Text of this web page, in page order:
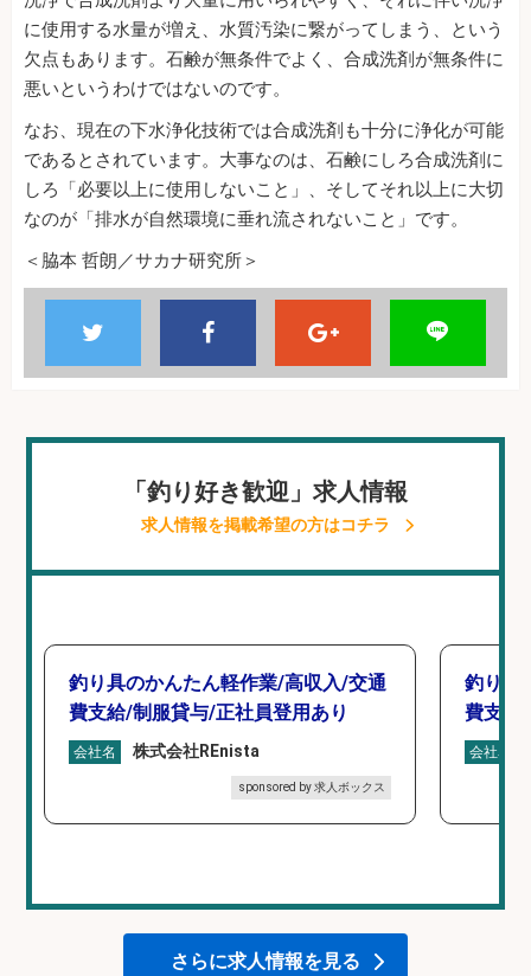
に使用する水量が増え、水質汚染に繋がってしまう、という
欠点もあります。石鹸が無条件でよく、合成洗剤が無条件に
悪いというわけではないのです。
なお、現在の下水浄化技術では合成洗剤も十分に浄化が可能
であるとされています。大事なのは、石鹸にしろ合成洗剤に
しろ「必要以上に使用しないこと」、そしてそれ以上に大切
なのが「排水が自然環境に垂れ流されないこと」です。
＜脇本 哲朗／サカナ研究所＞
「釣り好き歓迎」求人情報
求人情報を掲載希望の方はコチラ
釣り具のかんたん軽作業/高収入/交通
費支給/制服貸与/正社員登用あり
会社名 株式会社REnista
sponsored by 求人ボックス
釣り具
費支給
会社名
さらに求人情報を見る